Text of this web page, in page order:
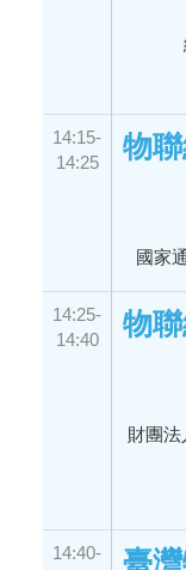
14:15-
14:25
物
國家
14:25-
14:40
物
財團法
14:40-
臺